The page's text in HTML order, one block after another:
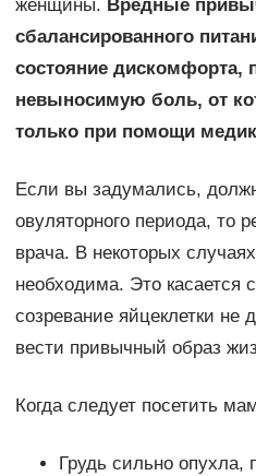
женщины. Вредные
сбалансированного
состояние дискомфорта,
невыносимую боль, от
только при помощи
Если вы задумались,
овуляторного периода, то
врача. В некоторых
необходима. Это касается
созревание яйцеклетки не
вести привычный образ
Когда следует посетить
Грудь сильно опухла,